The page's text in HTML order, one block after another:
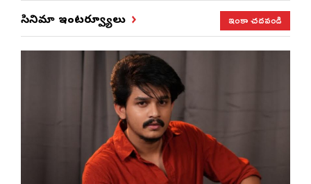
సినిమా ఇంటర్వ్యూలు ఇంకా చదవండి